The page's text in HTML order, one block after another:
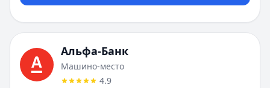
Альфа-Банк
Машино-место
4.9